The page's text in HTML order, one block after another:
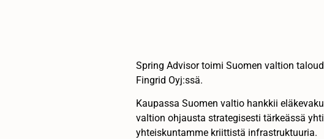
Spring Advisor toimi Suomen valtion
Fingrid Oyj:ssä.
Kaupassa Suomen valtio hankkii
valtion ohjausta strategisesti tärkeässä
yhteiskuntamme kriittistä infrastruktuuria.